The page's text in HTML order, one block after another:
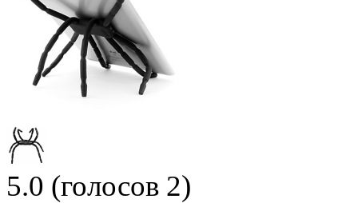
5.0 (голосов 2)